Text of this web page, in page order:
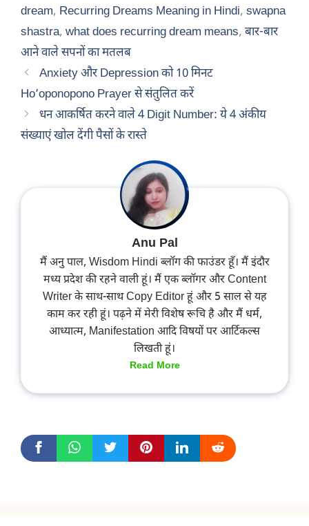
dream, Recurring Dreams Meaning in Hindi, swapna
shastra, what does recurring dream means, बार-बार
आने वाले सपनों का मतलब
Anxiety और Depression को 10 मिनट
Ho’oponopono Prayer से संतुलित करें
धन आकर्षित करने वाले 4 Digit Number: ये 4 अंकीय
संख्याएं खोल देंगी पैसों के रास्ते
Anu Pal
मैं अनु पाल, Wisdom Hindi ब्लॉग की फाउंडर हूँ। मैं इंदौर
मध्य प्रदेश की रहने वाली हूं। मैं एक ब्लॉगर और Content
Writer के साथ-साथ Copy Editor हूं और 5 साल से यह
काम कर रही हूं। पढ़ने में मेरी विशेष रूचि है और मैं धर्म,
आध्यात्म, Manifestation आदि विषयों पर आर्टिकल्स
लिखती हूं।
Read More